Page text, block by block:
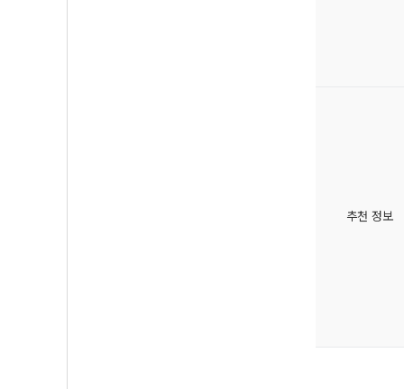
추천 정보